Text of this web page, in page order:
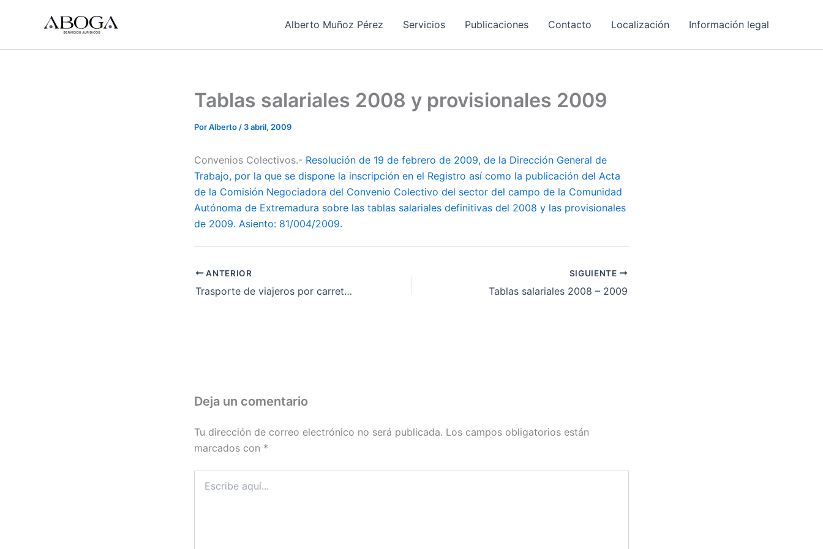
Alberto Muñoz Pérez Servicios Publicaciones Contacto Localización Información legal
Tablas salariales 2008 y provisionales 2009
PorAlberto / 3 abril, 2009
Convenios Colectivos.- Resolución de 19 de febrero de 2009, de la Dirección General de
Trabajo, por la que se dispone la inscripción en el Registro así como la publicación del Acta
de la Comisión Negociadora del Convenio Colectivo del sector del campo de la Comunidad
Autónoma de Extremadura sobre las tablas salariales definitivas del 2008 y las provisionales
de 2009. Asiento: 81/004/2009.
ANTERIOR
Trasporte de viajeros por carretera
SIGUIENTE
Tablas salariales 2008 – 2009
Deja un comentario
Tu dirección de correo electrónico no será publicada. Los campos obligatorios están
marcados con *
aquí...